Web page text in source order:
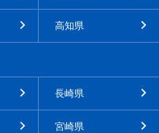
高知県
長崎県
宮崎県